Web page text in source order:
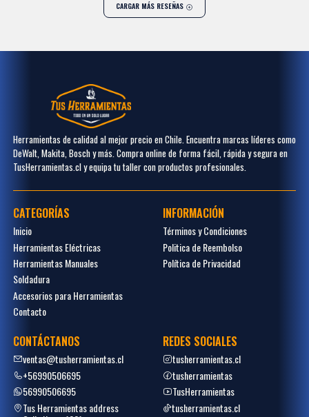
CARGAR MÁS RESEÑAS
Herramientas de calidad al mejor precio en Chile. Encuentra marcas líderes como
DeWalt, Makita, Bosch y más. Compra online de forma fácil, rápida y segura en
TusHerramientas.cl y equipa tu taller con productos profesionales.
CATEGORÍAS
Inicio
Herramientas Eléctricas
Herramientas Manuales
Soldadura
Accesorios para Herramientas
Contacto
INFORMACIÓN
Términos y Condiciones
Politica de Reembolso
Política de Privacidad
CONTÁCTANOS
ventas@tusherramientas.cl
+56990506695
56990506695
Tus Herramientas address
REDES SOCIALES
tusherramientas.cl
tusherramientas
TusHerramientas
tusherramientas.cl